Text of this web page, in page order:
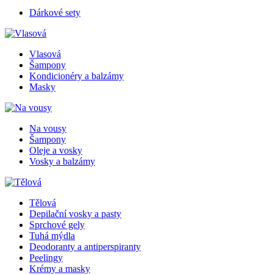
Dárkové sety
Vlasová
Šampony
Kondicionéry a balzámy
Masky
Na vousy
Šampony
Oleje a vosky
Vosky a balzámy
Tělová
Depilační vosky a pasty
Sprchové gely
Tuhá mýdla
Deodoranty a antiperspiranty
Peelingy
Krémy a masky